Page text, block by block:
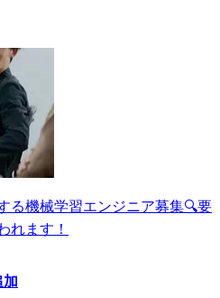
る機械学習エンジニア募集🔍要
れます！
加